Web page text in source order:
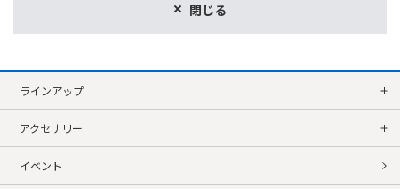
閉じる
ラインアップ
アクセサリー
イベント